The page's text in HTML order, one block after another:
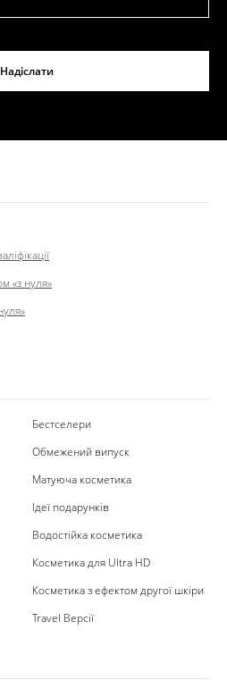
Надіслати
«з нуля»
Бестселери
Обмежений випуск
Матуюча косметика
Ідеї подарунків
Водостійка косметика
Косметика для Ultra HD
Косметика з ефектом другої шкіри
Travel Версії